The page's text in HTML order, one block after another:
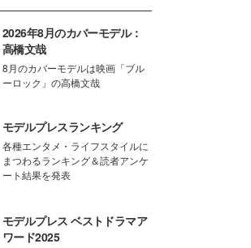
2026年8月のカバーモデル：
高橋文哉
8月のカバーモデルは映画「ブル
ーロック」の高橋文哉
モデルプレスランキング
各種エンタメ・ライフスタイルに
まつわるランキング＆読者アンケ
ート結果を発表
モデルプレス ベストドラマア
ワード2025